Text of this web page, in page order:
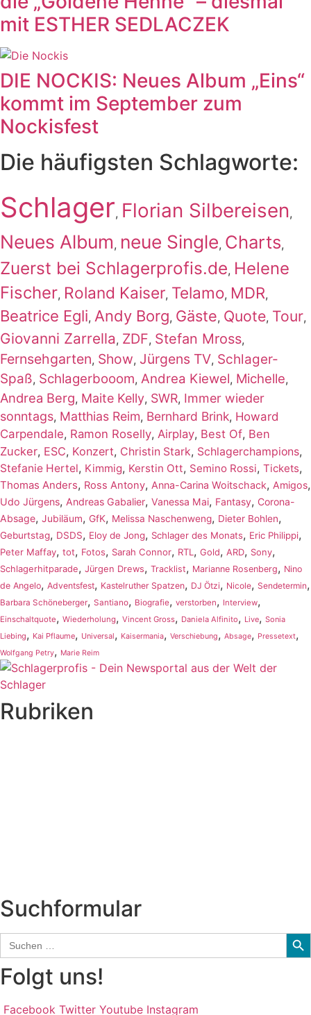
mit ESTHER SEDLACZEK
DIE NOCKIS: Neues Album „Eins“
kommt im September zum
Nockisfest
Die häufigsten Schlagworte:
Schlager, Florian Silbereisen,
Neues Album, neue Single, Charts,
Zuerst bei Schlagerprofis.de, Helene
Fischer, Roland Kaiser, Telamo, MDR,
Beatrice Egli, Andy Borg, Gäste, Quote, Tour,
Giovanni Zarrella, ZDF, Stefan Mross,
Fernsehgarten, Show, Jürgens TV, Schlager-
Spaß, Schlagerbooom, Andrea Kiewel, Michelle,
Andrea Berg, Maite Kelly, SWR, Immer wieder
sonntags, Matthias Reim, Bernhard Brink, Howard
Carpendale, Ramon Roselly, Airplay, Best Of, Ben
Zucker, ESC, Konzert, Christin Stark, Schlagerchampions,
Stefanie Hertel, Kimmig, Kerstin Ott, Semino Rossi, Tickets,
Thomas Anders, Ross Antony, Anna-Carina Woitschack, Amigos,
Udo Jürgens, Andreas Gabalier, Vanessa Mai, Fantasy, Corona-
Absage, Jubiläum, GfK, Melissa Naschenweng, Dieter Bohlen,
Geburtstag, DSDS, Eloy de Jong, Schlager des Monats, Eric Philippi,
Peter Maffay, tot, Fotos, Sarah Connor, RTL , Gold, ARD, Sony,
Schlagerhitparade, Jürgen Drews, Tracklist, Marianne Rosenberg, Nino
de Angelo, Adventsfest, Kastelruther Spatzen, DJ Ötzi, Nicole, Sendetermin,
Barbara Schöneberger, Santiano, Biografie, verstorben, Interview,
Einschaltquote, Wiederholung, Vincent Gross, Daniela Alfinito, Live, Sonia
Liebing, Kai Pflaume, Universal, Kaisermania, Verschiebung, Absage, Pressetext,
Wolfgang Petry, Marie Reim
Rubriken
Suchformular
Search
for:
Folgt uns!
Facebook Twitter Youtube Instagram